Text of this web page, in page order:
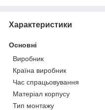
Характеристики
Основні
Виробник
Країна виробник
Час спрацьовування
Матеріал корпусу
Тип монтажу